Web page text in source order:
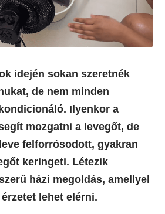
idején sokan szeretnék
de nem minden
Ilyenkor a
mozgatni a levegőt, de
felforrósodott, gyakran
keringeti. Létezik
házi megoldás, amellyel
lehet elérni.